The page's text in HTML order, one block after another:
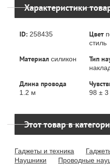
Характеристики
ID: 258435 Цвет
стиль
Материал силикон Тип
Длина провода
1.2 м 98 ±
Этот товар в
Гаджеты и техника
Наушники
Проводные